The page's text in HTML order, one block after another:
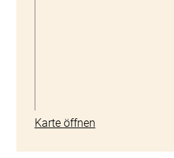
Karte öffnen